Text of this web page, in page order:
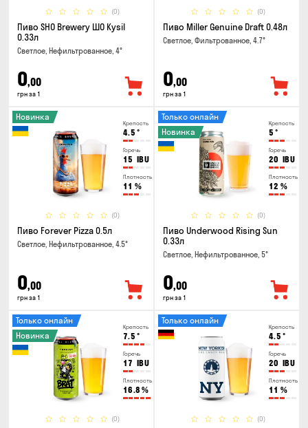
(0)
Пиво SHO Brewery ШО Kysil
0.33л
Светлое, Нефильтрованное, 4°
0,00
грн за 1
(0)
Пиво Miller Genuine Draft 0.48л
Светлое, Фильтрованное, 4.7°
0,00
грн за 1
Крепость
4.5 °
Горечь
15 IBU
Плотность
11 %
(0)
Новинка
Пиво Forever Pizza 0.5л
Светлое, Нефильтрованное, 4.5°
0,00
грн за 1
Крепость
5 °
Горечь
20 IBU
Плотность
12 %
(0)
Только онлайн
Новинка
Пиво Underwood Rising Sun
0.33л
Светлое, Нефильтрованное, 5°
0,00
грн за 1
Крепость
7.5 °
Горечь
17 IBU
Плотность
16.8 %
(0)
Только онлайн
Новинка
Крепость
4.5 °
Горечь
20 IBU
Плотность
11 %
(0)
Только онлайн